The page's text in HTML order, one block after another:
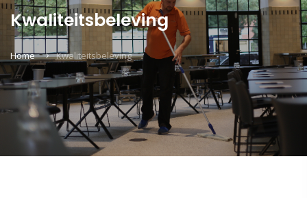
Kwaliteitsbeleving
Home Kwaliteitsbeleving